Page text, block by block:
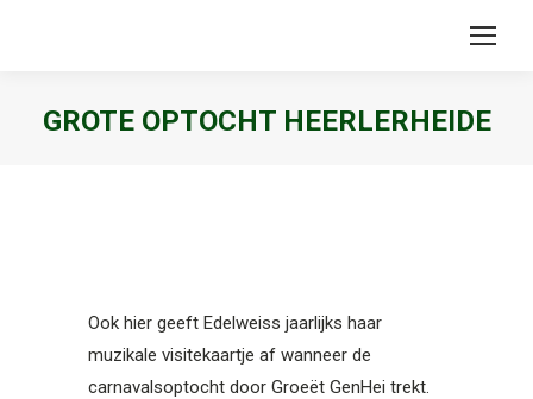
GROTE OPTOCHT HEERLERHEIDE
Ook hier geeft Edelweiss jaarlijks haar
muzikale visitekaartje af wanneer de
carnavalsoptocht door Groeët GenHei trekt.